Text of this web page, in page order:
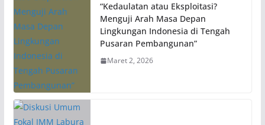
“Kedaulatan atau Eksploitasi?
Menguji Arah Masa Depan
Lingkungan Indonesia di Tengah
Pusaran Pembangunan”
Maret 2, 2026